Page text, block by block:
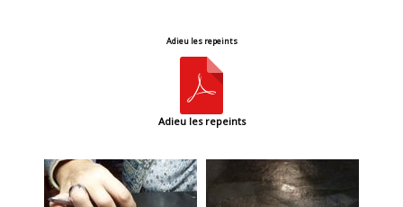
Adieu les repeints
Adieu les repeints